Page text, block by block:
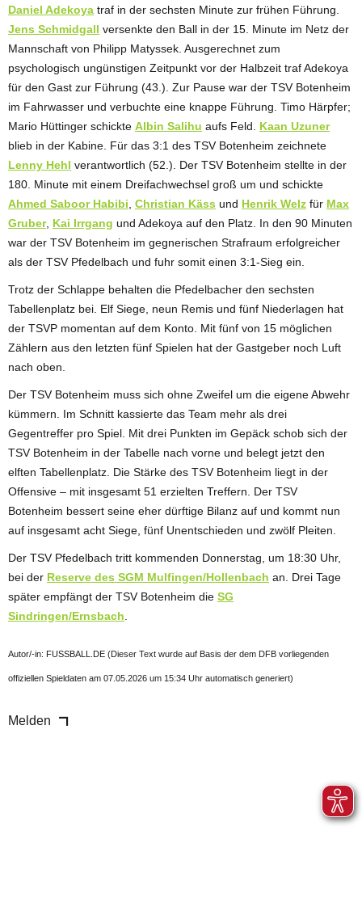
Daniel Adekoya traf in der sechsten Minute zur frühen Führung.
Jens Schmidgall versenkte den Ball in der 15. Minute im Netz der
Mannschaft von Philipp Matyssek. Ausgerechnet zum
psychologisch ungünstigen Zeitpunkt vor der Halbzeit traf Adekoya
für den Gast zur Führung (43.). Zur Pause war der TSV Botenheim
im Fahrwasser und verbuchte eine knappe Führung. Timo Härpfer;
Mario Hüttinger schickte Albin Salihu aufs Feld. Kaan Uzuner
blieb in der Kabine. Für das 3:1 des TSV Botenheim zeichnete
Lenny Hehl verantwortlich (52.). Der TSV Botenheim stellte in der
180. Minute mit einem Dreifachwechsel groß um und schickte
Ahmed Saboor Habibi Christian Käss und Henrik Welz für Max
Gruber, Kai Irrgang und Adekoya auf den Platz. In den 90 Minuten
war der TSV Botenheim im gegnerischen Strafraum erfolgreicher
als der TSV Pfedelbach und fuhr somit einen 3:1-Sieg ein.
Trotz der Schlappe behalten die Pfedelbacher den sechsten
Tabellenplatz bei. Elf Siege, neun Remis und fünf Niederlagen hat
der TSVP momentan auf dem Konto. Mit fünf von 15 möglichen
Zählern aus den letzten fünf Spielen hat der Gastgeber noch Luft
nach oben.
Der TSV Botenheim muss sich ohne Zweifel um die eigene Abwehr
kümmern. Im Schnitt kassierte das Team mehr als drei
Gegentreffer pro Spiel. Mit drei Punkten im Gepäck schob sich der
TSV Botenheim in der Tabelle nach vorne und belegt jetzt den
elften Tabellenplatz. Die Stärke des TSV Botenheim liegt in der
Offensive – mit insgesamt 51 erzielten Treffern. Der TSV
Botenheim bessert seine eher dürftige Bilanz auf und kommt nun
auf insgesamt acht Siege, fünf Unentschieden und zwölf Pleiten.
Der TSV Pfedelbach tritt kommenden Donnerstag, um 18:30 Uhr,
bei der Reserve des SGM Mulfingen/Hollenbach an. Drei Tage
später empfängt der TSV Botenheim die SG
Sindringen/Ernsbach
Autor/-in: FUSSBALL.DE (Dieser Text wurde auf Basis der dem DFB vorliegenden
offiziellen Spieldaten am 07.05.2026 um 15:34 Uhr automatisch generiert)
Melden